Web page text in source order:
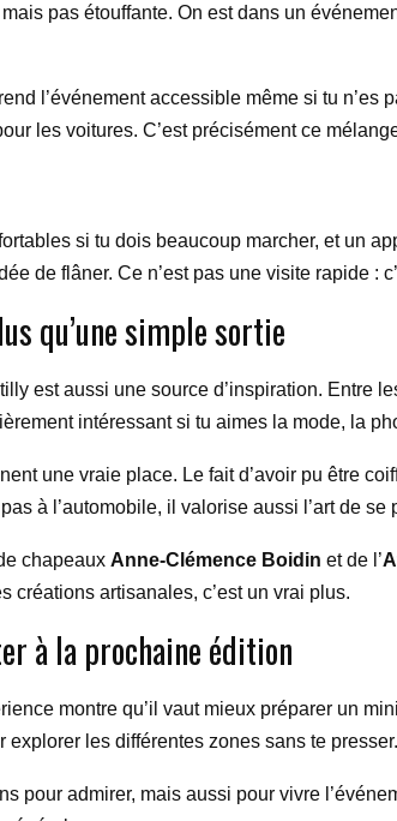
pas étouffante. On est dans un
l’événement accessible même si tu
les voitures. C’est précisément ce
si tu dois beaucoup marcher, et un
de flâner. Ce n’est pas une visite rapide :
qu’une simple sortie
est aussi une source d’inspiration. Entre
intéressant si tu aimes la mode, la
une vraie place. Le fait d’avoir pu être
à l’automobile, il valorise aussi l’art de
chapeaux Anne-Clémence Boidin et de l’
créations artisanales, c’est un vrai plus.
à la prochaine édition
montre qu’il vaut mieux préparer un
explorer les différentes zones sans te presser.
pour admirer, mais aussi pour vivre